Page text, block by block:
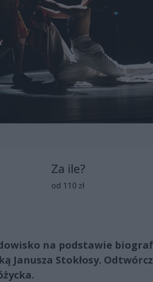
Za ile?
od 110 zł
na podstawie
Janusza Stokłosy.